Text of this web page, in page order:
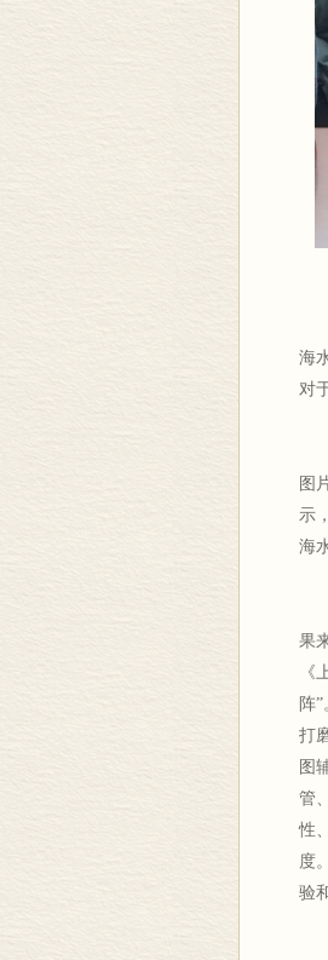
海
对
图
示
海
果
《
阵
打
图
管
性
度
验